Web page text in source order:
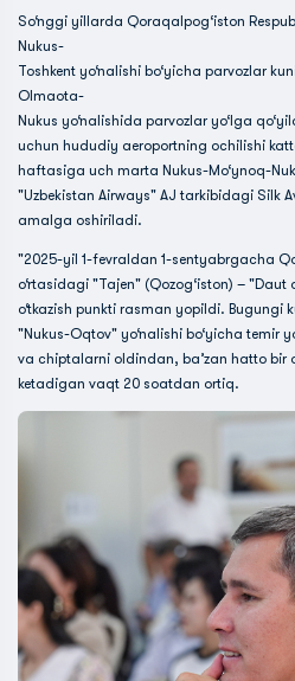
So‘nggi yillarda Qoraqalpog‘iston
Nukus-
Toshkent yo‘nalishi bo‘yicha parvozlar
Olmaota-
Nukus yo‘nalishida parvozlar yo‘lga
uchun hududiy aeroportning ochilishi
haftasiga uch marta Nukus-Mo‘ynoq-
"Uzbekistan Airways" AJ tarkibidagi Silk
amalga oshiriladi.
"2025-yil 1-fevraldan 1-sentyabrgacha
o‘rtasidagi "Tajen" (Qozog‘iston) – "Daut
o‘tkazish punkti rasman yopildi.
"Nukus-Oqtov" yo‘nalishi bo‘yicha temir
va chiptalarni oldindan, ba’zan hatto bir
ketadigan vaqt 20 soatdan ortiq.